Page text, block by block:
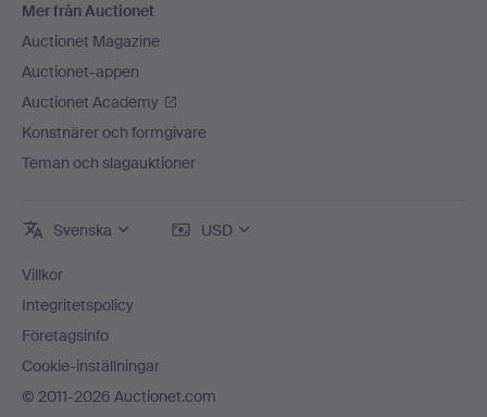
Mer från Auctionet
Auctionet Magazine
Auctionet-appen
Auctionet Academy
Konstnärer och formgivare
Teman och slagauktioner
Svenska USD
Villkor
Integritetspolicy
Företagsinfo
Cookie-inställningar
© 2011-2026 Auctionet.com